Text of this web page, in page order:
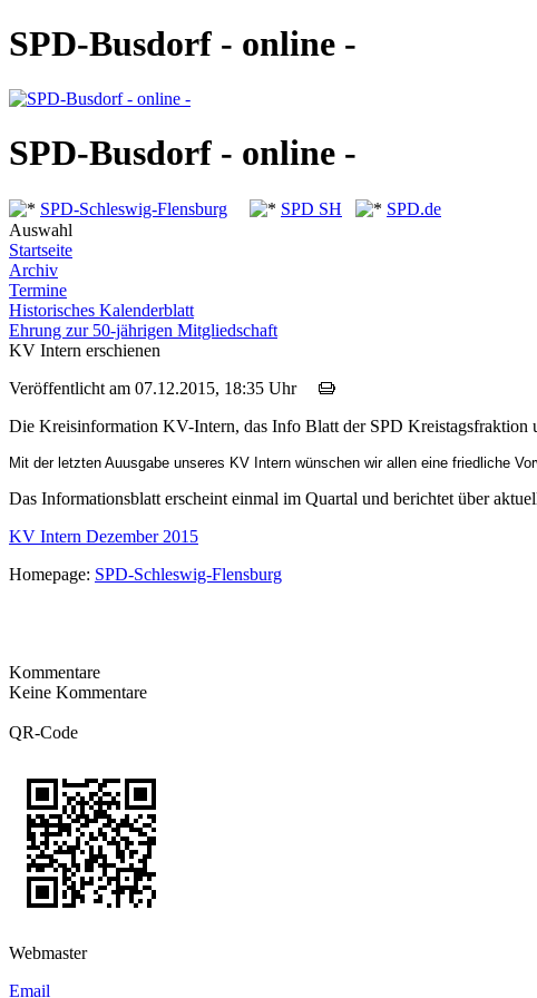
SPD-Busdorf - online -
SPD-Busdorf - online -
SPD-Schleswig-Flensburg SPD SH
SPD.de
Auswahl
Startseite
Archiv
Termine
Historisches Kalenderblatt
Ehrung zur 50-jährigen Mitgliedschaft
KV Intern erschienen
Veröffentlicht am 07.12.2015, 18:35 Uhr
Die Kreisinformation KV-Intern, das Info Blatt der SPD Kreistagsfraktion
Mit der letzten Auusgabe unseres KV Intern wünschen wir allen eine friedliche
Das Informationsblatt erscheint einmal im Quartal und berichtet über
KV Intern Dezember 2015
Homepage: SPD-Schleswig-Flensburg
Kommentare
Keine Kommentare
QR-Code
Webmaster
Email